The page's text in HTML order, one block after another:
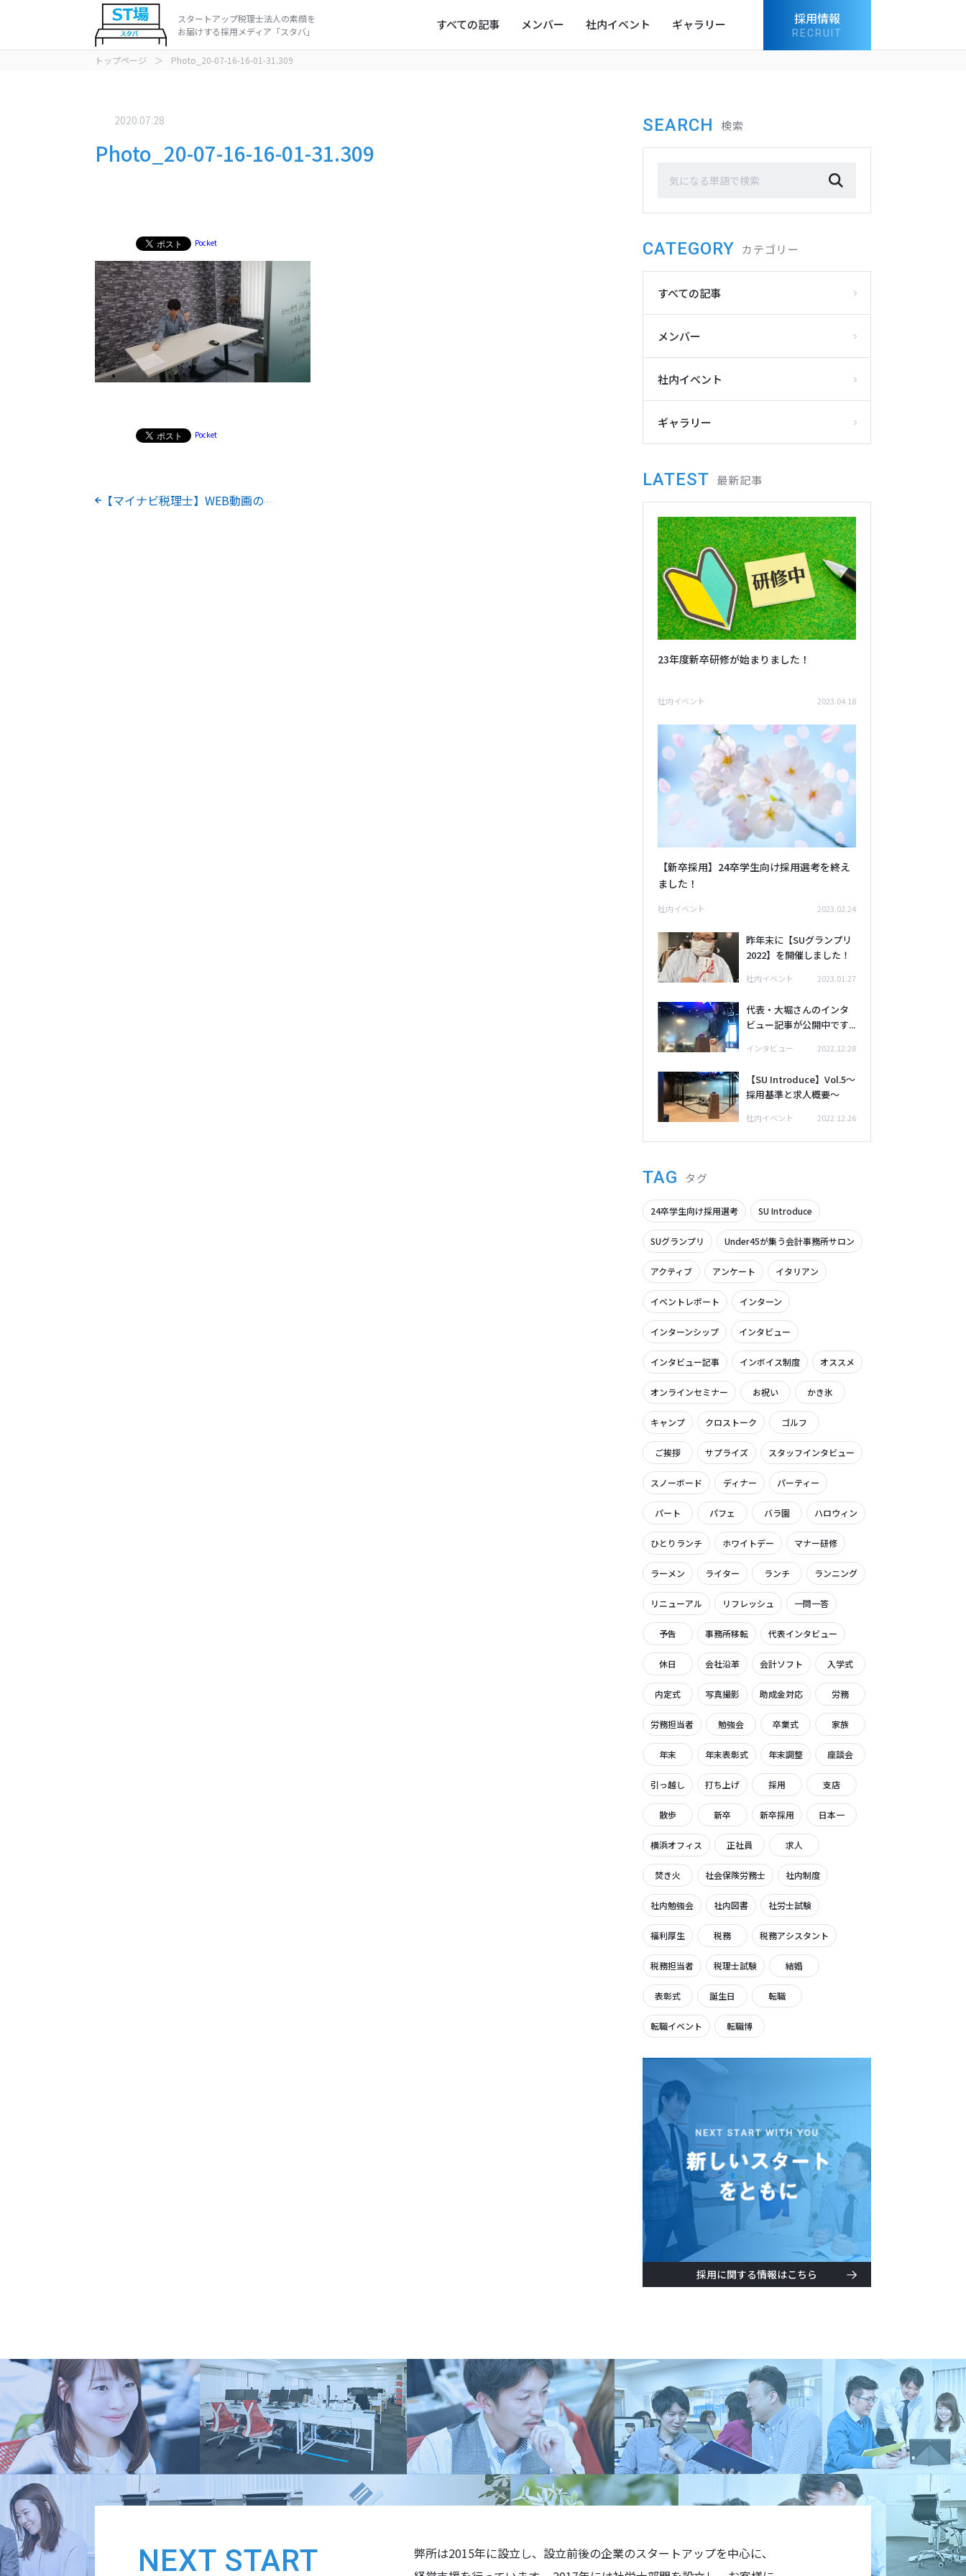
スタートアップ税理士法人の素顔を
お届けする採用メディア「スタバ」
すべての記事 メンバー 社内イベント ギャラリー 採用情報
RECRUIT
トップページ ＞ Photo_20-07-16-16-01-31.309
2020.07.28
Photo_20-07-16-16-01-31.309
Pocket
Pocket
【マイナビ税理士】WEB動画の撮影をしました！
SEARCH 検索
CATEGORY カテゴリー
すべての記事
メンバー
社内イベント
ギャラリー
LATEST 最新記事
23年度新卒研修が始まりました！
社内イベント 2023.04.18
【新卒採用】24卒学生向け採用選考を終え
ました！
社内イベント 2023.02.24
昨年末に【SUグランプリ
2022】を開催しました！
社内イベント 2023.01.27
代表・大堀さんのインタ
ビュー記事が公開中です...
インタビュー 2022.12.28
【SU Introduce】Vol.5～
採用基準と求人概要～
社内イベント 2022.12.26
TAG タグ
24卒学生向け採用選考 SU Introduce
SUグランプリ Under45が集う会計事務所サロン
アクティブ アンケート イタリアン
イベントレポート インターン
インターンシップ インタビュー
インタビュー記事 インボイス制度 オススメ
オンラインセミナー お祝い かき氷
キャンプ クロストーク ゴルフ
ご挨拶 サプライズ スタッフインタビュー
スノーボード ディナー パーティー
パート パフェ バラ園 ハロウィン
ひとりランチ ホワイトデー マナー研修
ラーメン ライター ランチ ランニング
リニューアル リフレッシュ 一問一答
予告 事務所移転 代表インタビュー
休日 会社沿革 会計ソフト 入学式
内定式 写真撮影 助成金対応 労務
労務担当者 勉強会 卒業式 家族
年末 年末表彰式 年末調整 座談会
引っ越し 打ち上げ 採用 支店
散歩 新卒 新卒採用 日本一
横浜オフィス 正社員 求人
焚き火 社会保険労務士 社内制度
社内勉強会 社内図書 社労士試験
福利厚生 税務 税務アシスタント
税務担当者 税理士試験 結婚
表彰式 誕生日 転職
転職イベント 転職博
採用に関する情報はこちら
NEXT START
弊所は2015年に設立し、設立前後の企業のスタートアップを中心に、